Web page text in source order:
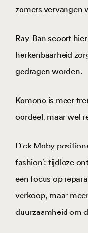
zomers vervangen
Ray-Ban scoort
herkenbaarheid
gedragen worden.
Komono is meer
oordeel, maar wel
Dick Moby
fashion’: tijdloze
een focus op
verkoop, maar
duurzaamheid om